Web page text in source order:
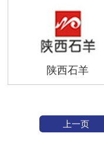
陕西石羊
上一页